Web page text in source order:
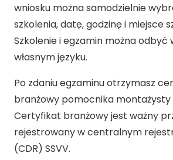
wniosku można samodzielnie
szkolenia, datę, godzinę i miejsce
Szkolenie i egzamin można odbyć
własnym języku.
Po zdaniu egzaminu otrzymasz
branżowy pomocnika montażysty
Certyfikat branżowy jest ważny
rejestrowany w centralnym
(CDR) SSVV.